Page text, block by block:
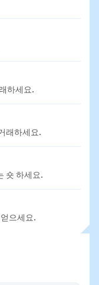
하세요.
래하세요.
숏 하세요.
으세요.